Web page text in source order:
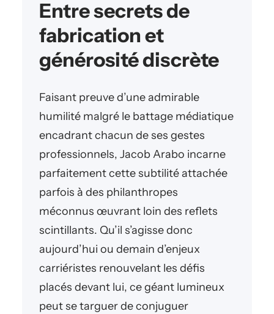
Entre secrets de
fabrication et
générosité discrète
Faisant preuve d’une admirable
humilité malgré le battage médiatique
encadrant chacun de ses gestes
professionnels, Jacob Arabo incarne
parfaitement cette subtilité attachée
parfois à des philanthropes
méconnus œuvrant loin des reflets
scintillants. Qu’il s’agisse donc
aujourd’hui ou demain d’enjeux
carriéristes renouvelant les défis
placés devant lui, ce géant lumineux
peut se targuer de conjuguer